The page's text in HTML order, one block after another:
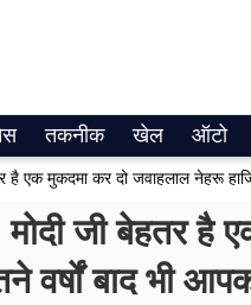
तकनीक खेल ऑटो
जी बेहतर है
वर्षों बाद भी